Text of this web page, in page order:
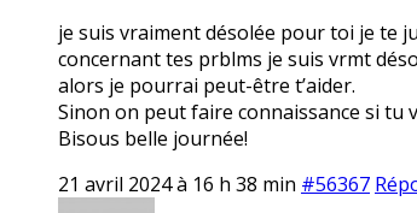
je suis vraiment désolée pour toi je te
concernant tes prblms je suis vrmt
alors je pourrai peut-être t’aider.
Sinon on peut faire connaissance si tu
Bisous belle journée!
21 avril 2024 à 16 h 38 min #56367